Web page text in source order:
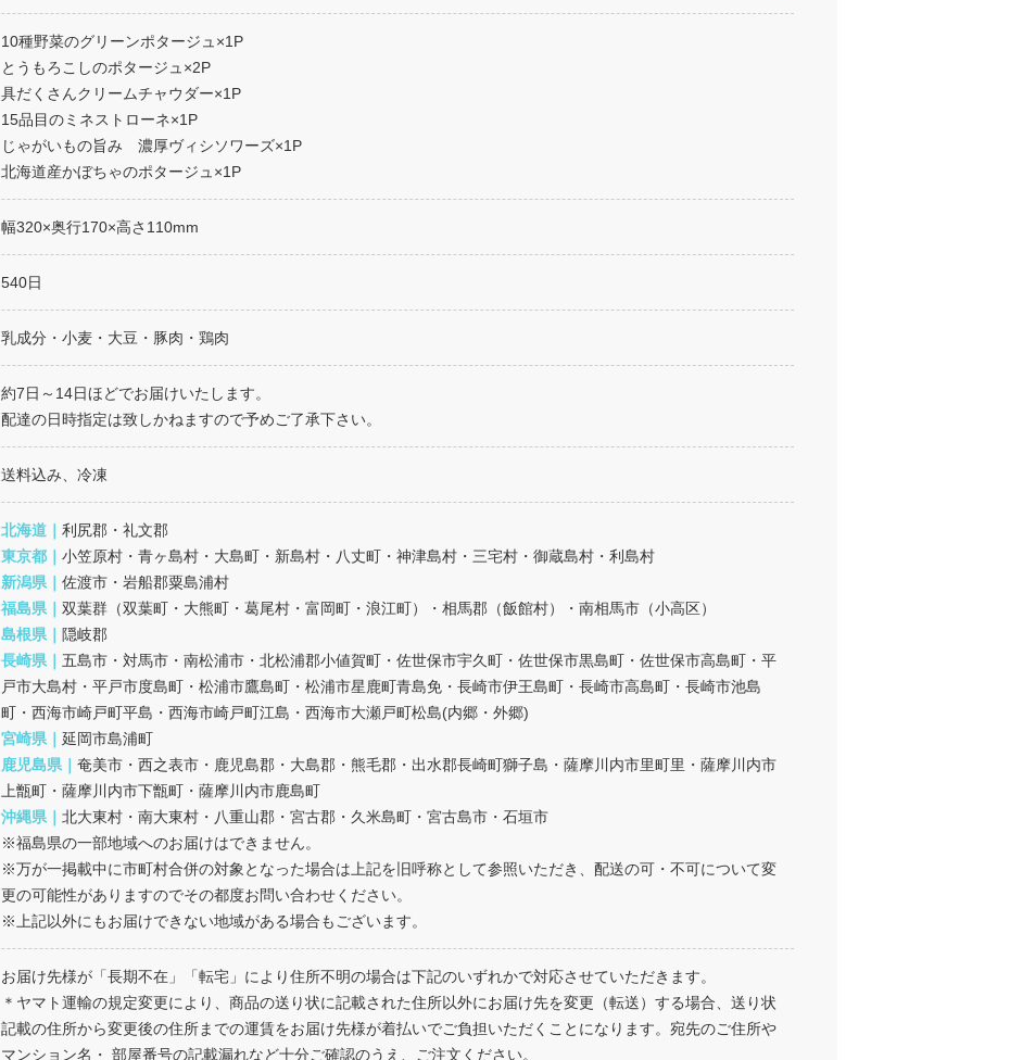
10種野菜のグリーンポタージュ×1P
とうもろこしのポタージュ×2P
具だくさんクリームチャウダー×1P
15品目のミネストローネ×1P
じゃがいもの旨み 濃厚ヴィシソワーズ×1P
北海道産かぼちゃのポタージュ×1P
幅320×奥行170×高さ110mm
540日
乳成分・小麦・大豆・豚肉・鶏肉
約7日～14日ほどでお届けいたします。
配達の日時指定は致しかねますので予めご了承下さい。
送料込み、冷凍
北海道｜ 利尻郡・礼文郡
東京都｜ 小笠原村・青ヶ島村・大島町・新島村・八丈町・神津島村・三宅村・御蔵島村・利島村
新潟県｜ 佐渡市・岩船郡粟島浦村
福島県｜ 双葉群（双葉町・大熊町・葛尾村・富岡町・浪江町）・相馬郡（飯館村）・南相馬市（小高区）
島根県｜ 隠岐郡
長崎県｜ 五島市・対馬市・南松浦市・北松浦郡小値賀町・佐世保市宇久町・佐世保市黒島町・佐世保市高島町・平
戸市大島村・平戸市度島町・松浦市鷹島町・松浦市星鹿町青島免・長崎市伊王島町・長崎市高島町・長崎市池島
町・西海市崎戸町平島・西海市崎戸町江島・西海市大瀬戸町松島(内郷・外郷)
宮崎県｜ 延岡市島浦町
鹿児島県｜ 奄美市・西之表市・鹿児島郡・大島郡・熊毛郡・出水郡長崎町獅子島・薩摩川内市里町里・薩摩川内市
上甑町・薩摩川内市下甑町・薩摩川内市鹿島町
沖縄県｜ 北大東村・南大東村・八重山郡・宮古郡・久米島町・宮古島市・石垣市
※福島県の一部地域へのお届けはできません。
※万が一掲載中に市町村合併の対象となった場合は上記を旧呼称として参照いただき、配送の可・不可について変
更の可能性がありますのでその都度お問い合わせください。
※上記以外にもお届けできない地域がある場合もございます。
お届け先様が「長期不在」「転宅」により住所不明の場合は下記のいずれかで対応させていただきます。
＊ヤマト運輸の規定変更により、商品の送り状に記載された住所以外にお届け先を変更（転送）する場合、送り状
記載の住所から変更後の住所までの運賃をお届け先様が着払いでご負担いただくことになります。宛先のご住所や
マンション名・ 部屋番号の記載漏れなど十分ご確認のうえ、ご注文ください。